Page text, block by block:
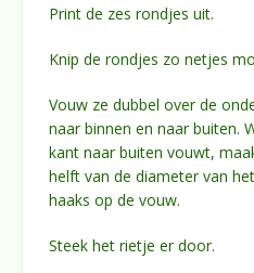
Print de zes rondjes uit.
Knip de rondjes zo netjes
Vouw ze dubbel over de
naar binnen en naar buiten.
kant naar buiten vouwt,
helft van de diameter van
haaks op de vouw.
Steek het rietje er door.